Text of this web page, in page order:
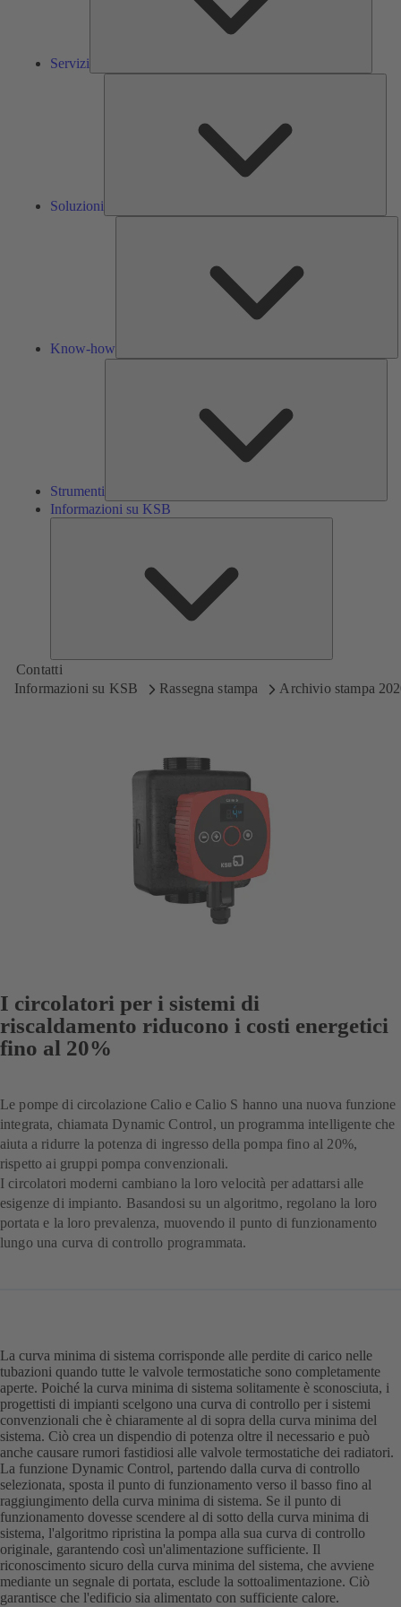
Servizi
Soluzioni
Know-how
Strumenti
Informazioni su KSB
Contatti
Informazioni su KSB
Rassegna stampa Archivio stampa
I circolatori per i sistemi di
riscaldamento riducono i costi energetici
fino al 20%
Le pompe di circolazione Calio e Calio S hanno una nuova funzione
integrata, chiamata Dynamic Control, un programma intelligente che
aiuta a ridurre la potenza di ingresso della pompa fino al 20%,
rispetto ai gruppi pompa convenzionali.
I circolatori moderni cambiano la loro velocità per adattarsi alle
esigenze di impianto. Basandosi su un algoritmo, regolano la loro
portata e la loro prevalenza, muovendo il punto di funzionamento
lungo una curva di controllo programmata.
La curva minima di sistema corrisponde alle perdite di carico nelle
tubazioni quando tutte le valvole termostatiche sono completamente
aperte. Poiché la curva minima di sistema solitamente è sconosciuta, i
progettisti di impianti scelgono una curva di controllo per i sistemi
convenzionali che è chiaramente al di sopra della curva minima del
sistema. Ciò crea un dispendio di potenza oltre il necessario e può
anche causare rumori fastidiosi alle valvole termostatiche dei radiatori.
La funzione Dynamic Control, partendo dalla curva di controllo
selezionata, sposta il punto di funzionamento verso il basso fino al
raggiungimento della curva minima di sistema. Se il punto di
funzionamento dovesse scendere al di sotto della curva minima di
sistema, l'algoritmo ripristina la pompa alla sua curva di controllo
originale, garantendo così un'alimentazione sufficiente. Il
riconoscimento sicuro della curva minima del sistema, che avviene
mediante un segnale di portata, esclude la sottoalimentazione. Ciò
garantisce che l'edificio sia alimentato con sufficiente calore.